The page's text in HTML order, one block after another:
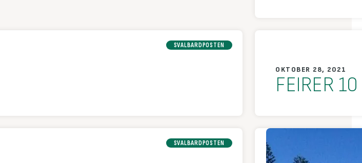
SVALBARDPOSTEN
OKTOBER 28, 2021
FEIRER
SVALBARDPOSTEN